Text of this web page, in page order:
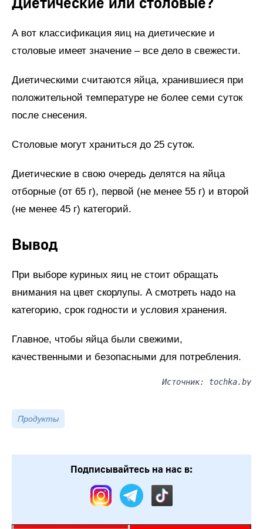
А вот классификация яиц на диетические и
столовые имеет значение – все дело в свежести.
Диетическими считаются яйца, хранившиеся при
положительной температуре не более семи суток
после снесения.
Столовые могут храниться до 25 суток.
Диетические в свою очередь делятся на яйца
отборные (от 65 г), первой (не менее 55 г) и второй
(не менее 45 г) категорий.
Вывод
При выборе куриных яиц не стоит обращать
внимания на цвет скорлупы. А смотреть надо на
категорию, срок годности и условия хранения.
Главное, чтобы яйца были свежими,
качественными и безопасными для потребления.
Источник: tochka.by
Продукты
Подписывайтесь на нас в: